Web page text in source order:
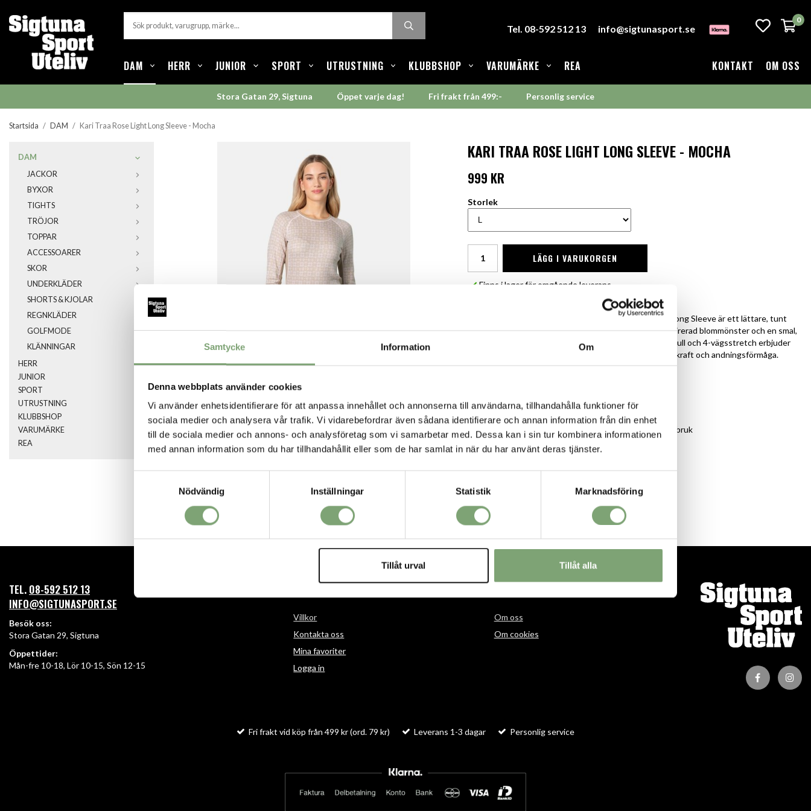
Samtycke Information Om
Denna webbplats använder cookies
Vi använder enhetsidentifierare för att anpassa innehållet och annonserna till användarna, tillhandahålla funktioner för
sociala medier och analysera vår trafik. Vi vidarebefordrar även sådana identifierare och annan information från din enhet
till de sociala medier och annons- och analysföretag som vi samarbetar med. Dessa kan i sin tur kombinera informationen
med annan information som du har tillhandahållit eller som de har samlat in när du har använt deras tjänster.
Nödvändig
Inställningar Statistik Marknadsföring
Tillåt urval Tillåt alla
Tel. 08-592 512 13 info@sigtunasport.se
0
DAM HERR JUNIOR SPORT UTRUSTNING KLUBBSHOP VARUMÄRKE REA KONTAKT OM OSS
Stora Gatan 29, Sigtuna Öppet varje dag! Fri frakt från 499:- Personlig service
Startsida / DAM / Kari Traa Rose Light Long Sleeve - Mocha
DAM
JACKOR
BYXOR
TIGHTS
TRÖJOR
TOPPAR
ACCESSOARER
SKOR
UNDERKLÄDER
SHORTS & KJOLAR
REGNKLÄDER
GOLFMODE
KLÄNNINGAR
HERR
JUNIOR
SPORT
UTRUSTNING
KLUBBSHOP
VARUMÄRKE
REA
KARI TRAA ROSE LIGHT LONG SLEEVE - MOCHA
999 KR
Storlek
LÄGG I VARUKORGEN
Finns i lager för omgående leverans
Tunn underställströja i merinoull. Kari Traa Rose Light Long Sleeve är ett lättare, tunt
merinounderställ med en elegant, feminin, nordiskt inspirerad blommönster och en smal,
sportig silhuett. Genom att kombinera etiskt framställd ull och 4-vägsstretch erbjuder
denna topp komfort mot huden, naturlig luktmotståndskraft och andningsförmåga.
Ullfibrer för suverän isolering, vått eller torrt
Paneler under armarna
Släta flatlocksömmar: Förhindrar skav för heldagsbruk
IWTO-certifierad, spårbar, mulesingfri merinoull
SPARA SOM FAVORIT
Artikelnummer:
TEL. 08-592 512 13
INFO@SIGTUNASPORT.SE
Besök oss:
Stora Gatan 29, Sigtuna
Öppettider:
Mån-fre 10-18, Lör 10-15, Sön 12-15
Villkor
Kontakta oss
Mina favoriter
Logga in
Om oss
Om cookies
Fri frakt vid köp från 499 kr (ord. 79 kr) Leverans 1-3 dagar Personlig service